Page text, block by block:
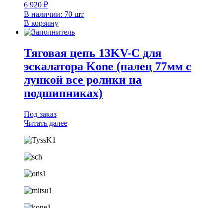
6 920 ₽
В наличии: 70 шт
В корзину
Тяговая цепь 13KV-C для
эскалатора Kone (палец 77мм с
лункой все ролики на
подшипниках)
Под заказ
Читать далее